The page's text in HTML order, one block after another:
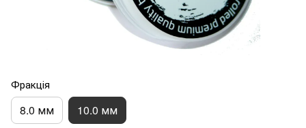
Фракція
8.0 мм 10.0 мм